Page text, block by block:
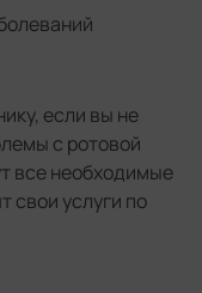
если вы не
с ротовой
все необходимые
свои услуги по